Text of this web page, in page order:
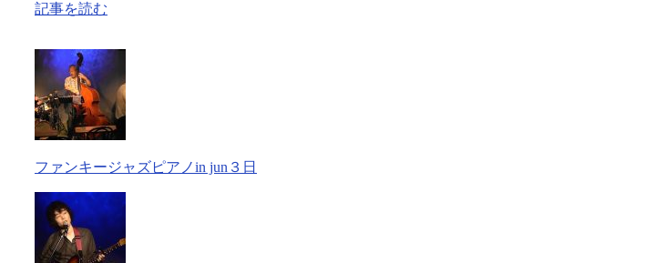
記事を読む
ファンキージャズピアノin jun３日